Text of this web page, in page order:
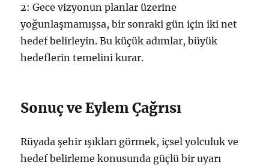
2: Gece vizyonun planlar üzerine
yoğunlaşmamışsa, bir sonraki gün için iki net
hedef belirleyin. Bu küçük adımlar, büyük
hedeflerin temelini kurar.
Sonuç ve Eylem Çağrısı
Rüyada şehir ışıkları görmek, içsel yolculuk ve
hedef belirleme konusunda güçlü bir uyarı